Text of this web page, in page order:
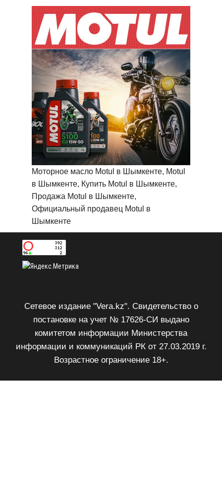
Моторное масло Motul в Шымкенте, Motul
в Шымкенте, Купить Motul в Шымкенте,
Продажа Motul в Шымкенте,
Официальный продавец Motul в
Шымкенте
Сетевое издание "Vera.kz". Свидетельство о
постановке на учет № 17626-СИ выдано
комитетом информации Министерства
информации и коммуникаций РК от 27.03.2019 г.
Возрастное ограничение 18+.